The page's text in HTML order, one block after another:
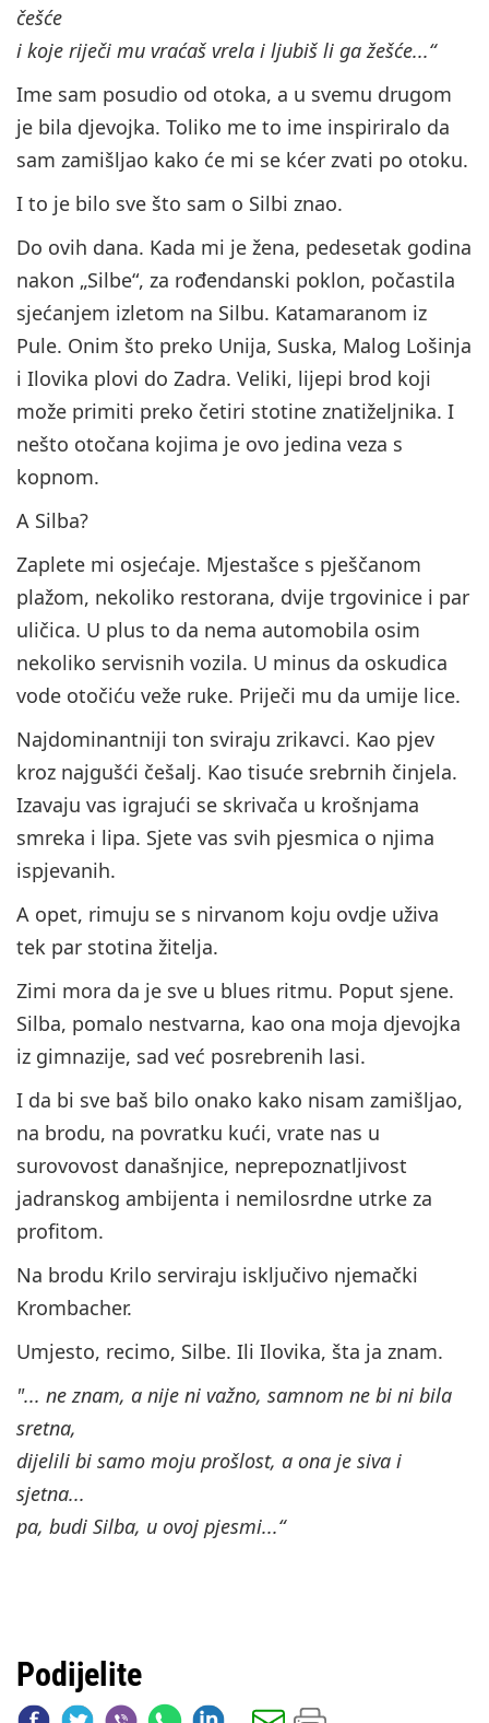
češće
i koje riječi mu vraćaš vrela i ljubiš li ga žešće...“
Ime sam posudio od otoka, a u svemu drugom
je bila djevojka. Toliko me to ime inspiriralo da
sam zamišljao kako će mi se kćer zvati po otoku.
I to je bilo sve što sam o Silbi znao.
Do ovih dana. Kada mi je žena, pedesetak godina
nakon „Silbe“, za rođendanski poklon, počastila
sjećanjem izletom na Silbu. Katamaranom iz
Pule. Onim što preko Unija, Suska, Malog Lošinja
i Ilovika plovi do Zadra. Veliki, lijepi brod koji
može primiti preko četiri stotine znatiželjnika. I
nešto otočana kojima je ovo jedina veza s
kopnom.
A Silba?
Zaplete mi osjećaje. Mjestašce s pješčanom
plažom, nekoliko restorana, dvije trgovinice i par
uličica. U plus to da nema automobila osim
nekoliko servisnih vozila. U minus da oskudica
vode otočiću veže ruke. Priječi mu da umije lice.
Najdominantniji ton sviraju zrikavci. Kao pjev
kroz najgušći češalj. Kao tisuće srebrnih činjela.
Izavaju vas igrajući se skrivača u krošnjama
smreka i lipa. Sjete vas svih pjesmica o njima
ispjevanih.
A opet, rimuju se s nirvanom koju ovdje uživa
tek par stotina žitelja.
Zimi mora da je sve u blues ritmu. Poput sjene.
Silba, pomalo nestvarna, kao ona moja djevojka
iz gimnazije, sad već posrebrenih lasi.
I da bi sve baš bilo onako kako nisam zamišljao,
na brodu, na povratku kući, vrate nas u
surovovost današnjice, neprepoznatljivost
jadranskog ambijenta i nemilosrdne utrke za
profitom.
Na brodu Krilo serviraju isključivo njemački
Krombacher.
Umjesto, recimo, Silbe. Ili Ilovika, šta ja znam.
"... ne znam, a nije ni važno, samnom ne bi ni bila
sretna,
dijelili bi samo moju prošlost, a ona je siva i
sjetna...
pa, budi Silba, u ovoj pjesmi...“
Podijelite